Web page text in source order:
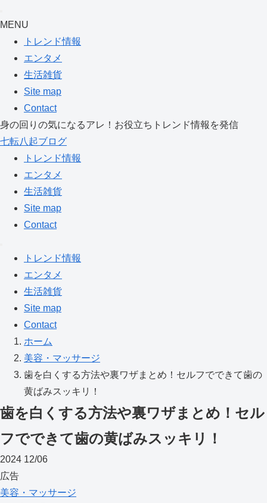
MENU
トレンド情報
エンタメ
生活雑貨
Site map
Contact
身の回りの気になるアレ！お役立ちトレンド情報を発信
七転八起ブログ
トレンド情報
エンタメ
生活雑貨
Site map
Contact
トレンド情報
エンタメ
生活雑貨
Site map
Contact
ホーム
美容・マッサージ
歯を白くする方法や裏ワザまとめ！セルフでできて歯の
黄ばみスッキリ！
歯を白くする方法や裏ワザまとめ！セル
フでできて歯の黄ばみスッキリ！
2024 12/06
広告
美容・マッサージ